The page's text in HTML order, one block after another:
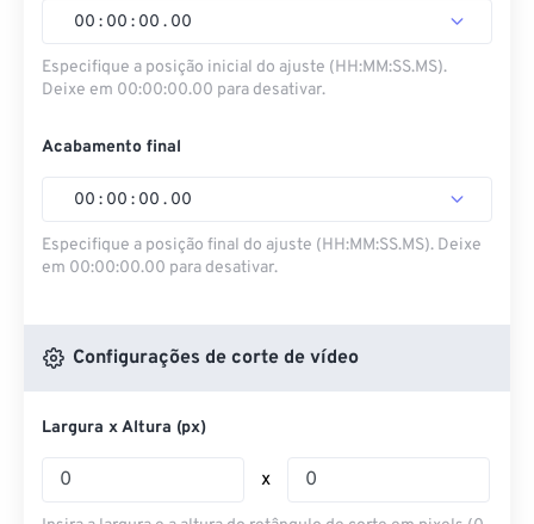
00 : 00 : 00 . 00
Especifique a posição inicial do ajuste (HH:MM:SS.MS).
Deixe em 00:00:00.00 para desativar.
Acabamento final
00 : 00 : 00 . 00
Especifique a posição final do ajuste (HH:MM:SS.MS). Deixe
em 00:00:00.00 para desativar.
Configurações de corte de vídeo
Largura x Altura (px)
x